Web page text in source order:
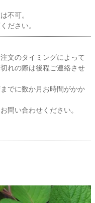
不可。
ださい。
文のタイミングによって
れの際は後程ご連絡させ
でに数か月お時間がかか
問い合わせください。